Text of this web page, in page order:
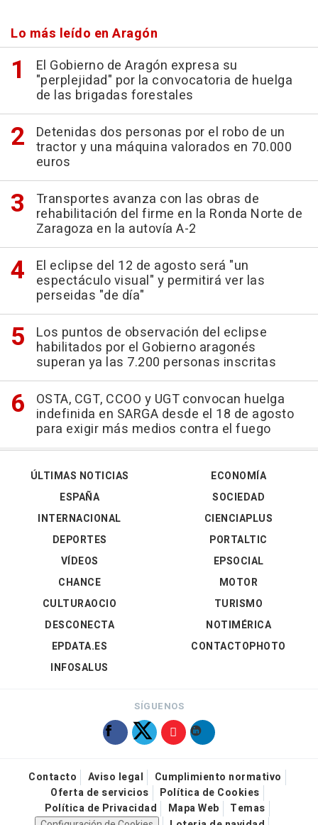
Lo más leído en Aragón
El Gobierno de Aragón expresa su
"perplejidad" por la convocatoria de huelga
de las brigadas forestales
Detenidas dos personas por el robo de un
tractor y una máquina valorados en 70.000
euros
Transportes avanza con las obras de
rehabilitación del firme en la Ronda Norte de
Zaragoza en la autovía A-2
El eclipse del 12 de agosto será "un
espectáculo visual" y permitirá ver las
perseidas "de día"
Los puntos de observación del eclipse
habilitados por el Gobierno aragonés
superan ya las 7.200 personas inscritas
OSTA, CGT, CCOO y UGT convocan huelga
indefinida en SARGA desde el 18 de agosto
para exigir más medios contra el fuego
ÚLTIMAS NOTICIAS
ESPAÑA
INTERNACIONAL
DEPORTES
VÍDEOS
ECONOMÍA
SOCIEDAD
CIENCIAPLUS
PORTALTIC
EPSOCIAL
CHANCE
CULTURAOCIO
DESCONECTA
EPDATA.ES
INFOSALUS
MOTOR
TURISMO
NOTIMÉRICA
CONTACTOPHOTO
SÍGUENOS
Contacto Aviso legal
Cumplimiento normativo
Oferta de servicios
Política de Cookies
Política de Privacidad
Mapa Web
Temas